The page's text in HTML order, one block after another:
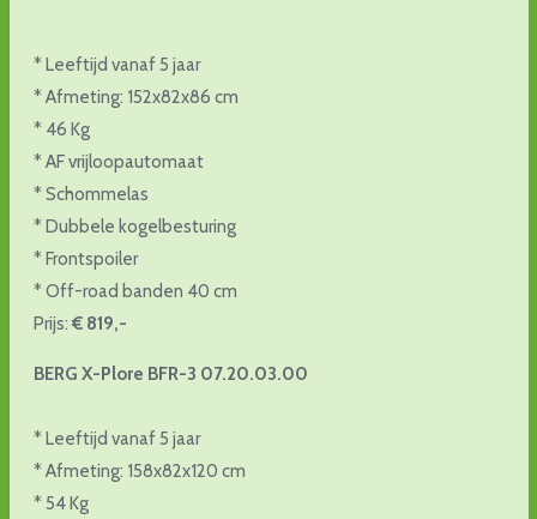
* Leeftijd vanaf 5 jaar
* Afmeting: 152x82x86 cm
* 46 Kg
* AF vrijloopautomaat
* Schommelas
* Dubbele kogelbesturing
* Frontspoiler
* Off-road banden 40 cm
Prijs: € 819,-
BERG X-Plore BFR-3 07.20.03.00
* Leeftijd vanaf 5 jaar
* Afmeting: 158x82x120 cm
* 54 Kg